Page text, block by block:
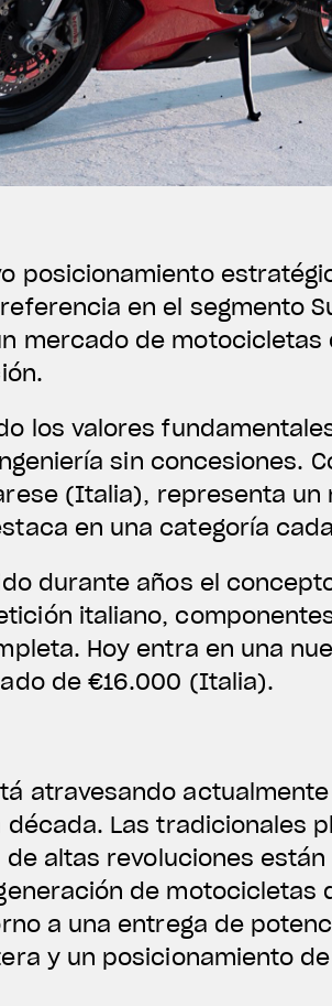
posicionamiento
en el segmento
mercado de motocicletas
los valores
sin concesiones.
(Italia), representa un
en una categoría
durante años el
italiano,
Hoy entra en una
de €16.000 (Italia).
atravesando
década. Las tradicionales
altas revoluciones
de motocicletas
a una entrega de
y un posicionamiento